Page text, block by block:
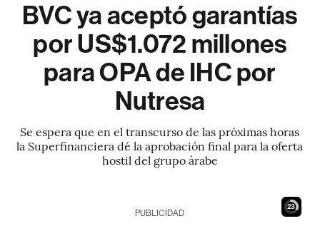
BVC ya aceptó garantías
por US$1.072 millones
para OPA de IHC por
Nutresa
Se espera que en el transcurso de las próximas horas
la Superfinanciera dé la aprobación final para la oferta
hostil del grupo árabe
22
PUBLICIDAD